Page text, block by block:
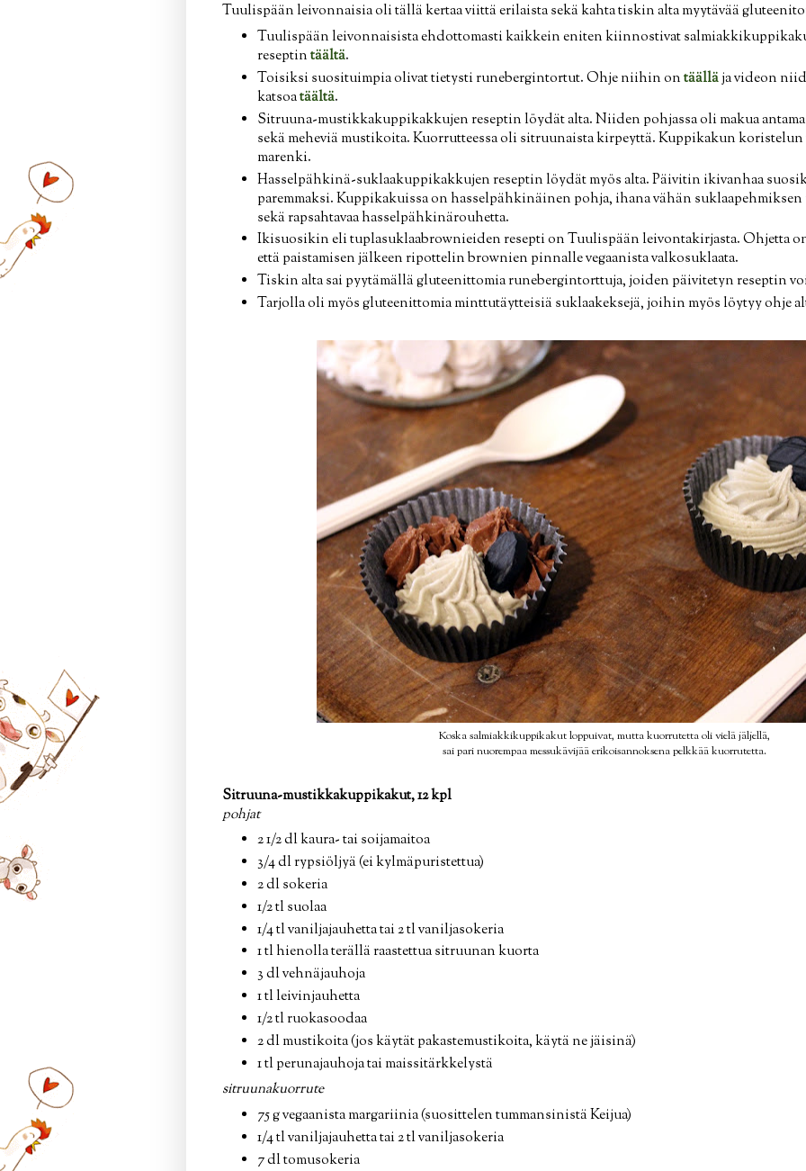
Tuulispään leivonnaisia oli tällä kertaa viittä erilaista sekä kahta tiskin alta myytävää
Tuulispään leivonnaisista ehdottomasti kaikkein eniten kiinnostivat
reseptintäältä.
Toisiksi suosituimpia olivat tietysti runebergintortut. Ohje niihin ontäälläja videon
katsoatäältä.
Sitruuna-mustikkakuppikakkujen reseptin löydät alta. Niiden pohjassa oli makua
sekä meheviä mustikoita. Kuorrutteessa oli sitruunaista kirpeyttä. Kuppikakun
marenki.
Hasselpähkinä-suklaakuppikakkujen reseptin löydät myös alta. Päivitin ikivanhaa
paremmaksi. Kuppikakuissa on hasselpähkinäinen pohja, ihana vähän
sekä rapsahtavaa hasselpähkinärouhetta.
Ikisuosikin eli tuplasuklaabrownieiden resepti on Tuulispään leivontakirjasta. Ohjetta
että paistamisen jälkeen ripottelin brownien pinnalle vegaanista valkosuklaata.
Tiskin alta sai pyytämällä gluteenittomia runebergintorttuja, joiden päivitetyn reseptin
Tarjolla oli myös gluteenittomia minttutäytteisiä suklaakeksejä, joihin myös löytyy ohje
Koska salmiakkikuppikakut loppuivat, mutta kuorrutetta oli vielä jäljellä,
sai pari nuorempaa messukävijää erikoisannoksena pelkkää kuorrutetta.
Sitruuna-mustikkakuppikakut, 12 kpl
pohjat
2 1/2 dl kaura- tai soijamaitoa
3/4 dl rypsiöljyä (ei kylmäpuristettua)
2 dl sokeria
1/2 tl suolaa
1/4 tl vaniljajauhetta tai 2 tl vaniljasokeria
1 tl hienolla terällä raastettua sitruunan kuorta
3 dl vehnäjauhoja
1 tl leivinjauhetta
1/2 tl ruokasoodaa
2 dl mustikoita (jos käytät pakastemustikoita, käytä ne jäisinä)
1 tl perunajauhoja tai maissitärkkelystä
sitruunakuorrute
75 g vegaanista margariinia (suosittelen tummansinistä Keijua)
1/4 tl vaniljajauhetta tai 2 tl vaniljasokeria
7 dl tomusokeria